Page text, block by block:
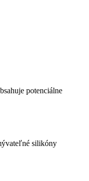
potenciálne
silikóny